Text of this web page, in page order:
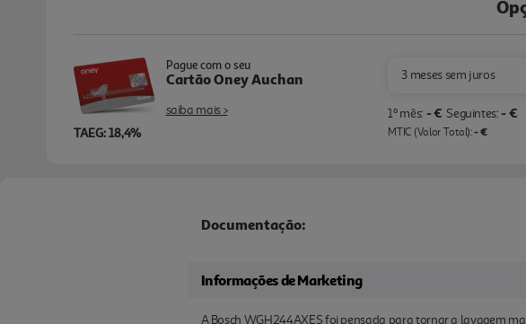
TAEG: 18,4%
Pague com o seu
Cartão Oney Auchan
saiba mais >
3 meses sem juros
1º mês: - € Seguintes:- €
MTIC (Valor Total):- €
Documentação:
Informações de Marketing
A Bosch WGH244AXES foi pensada para tornar a lavagem